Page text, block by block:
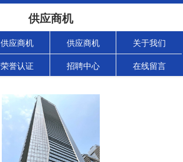
供应商机
供应商机 供应商机 关于我们
荣誉认证 招聘中心 在线留言